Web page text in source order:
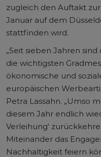
zugleich den Auftakt zur
Januar auf dem
stattfinden wird.
„Seit sieben Jahren
die wichtigsten
ökonomische und
europäischen
Petra Lassahn. „Umso
diesem Jahr endlich
Verleihung‘
Miteinander das
Nachhaltigkeit feiern